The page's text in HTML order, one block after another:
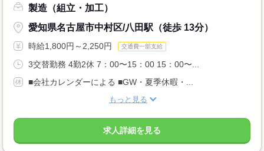
製造（組立・加工）
愛知県名古屋市中村区/八田駅（徒歩 13分）
時給1,800円～2,250円 交通費一部支給
3交替勤務 4勤2休 7：00〜15：00 15：00〜...
■会社カレンダーによる ■GW・夏季休暇・...
もっと見る
求人詳細を見る